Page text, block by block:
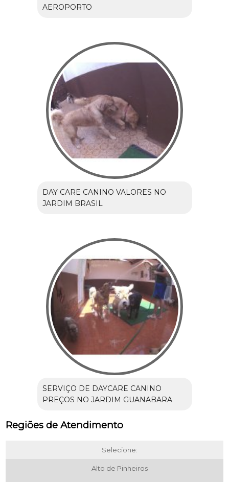
AEROPORTO
DAY CARE CANINO VALORES NO
JARDIM BRASIL
SERVIÇO DE DAYCARE CANINO
PREÇOS NO JARDIM GUANABARA
Regiões de Atendimento
Selecione:
Alto de Pinheiros